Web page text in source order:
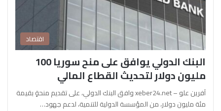
اقتصاد
البنك الدولي يوافق على منح سوريا 100
مليون دولار لتحديث القطاع المالي
آفرين علو – xeber24.net وافق البنك الدولي، على تقديم منحةٍ بقيمة
مئة مليون دولار، من المؤسسة الدولية للتنمية، لدعم جهود…